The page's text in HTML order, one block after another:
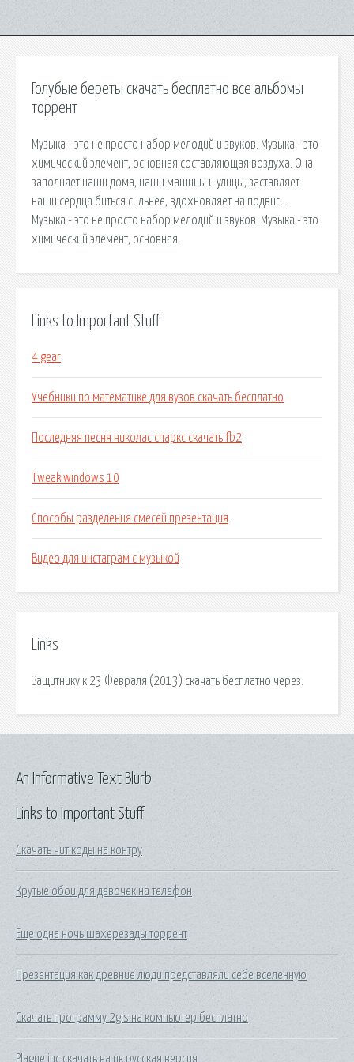
Голубые береты скачать бесплатно все альбомы
торрент
Музыка - это не просто набор мелодий и звуков. Музыка - это
химический элемент, основная составляющая воздуха. Она
заполняет наши дома, наши машины и улицы, заставляет
наши сердца биться сильнее, вдохновляет на подвиги.
Музыка - это не просто набор мелодий и звуков. Музыка - это
химический элемент, основная.
Links to Important Stuff
4 gear
Учебники по математике для вузов скачать бесплатно
Последняя песня николас спаркс скачать fb2
Tweak windows 10
Способы разделения смесей презентация
Видео для инстаграм с музыкой
Links
Защитнику к 23 Февраля (2013) скачать бесплатно через.
Links to Important Stuff
Скачать чит коды на контру
Крутые обои для девочек на телефон
Еще одна ночь шахерезады торрент
Презентация как древние люди представляли себе вселенную
Скачать программу 2gis на компьютер бесплатно
Plague inc скачать на пк русская версия
An Informative Text Blurb